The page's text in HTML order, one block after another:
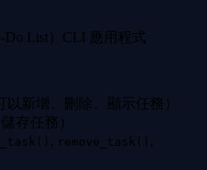
Do List）CLI 應用程式
新增、刪除、顯示任務）
存任務）
, remove_task() ,